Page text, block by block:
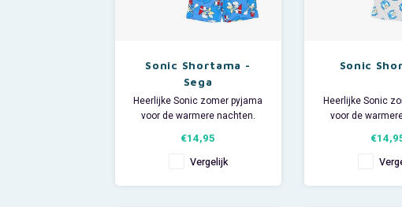
Sonic Shortama -
Sega
Heerlijke Sonic zomer pyjama
voor de warmere nachten.
heeft korte mouwen en een
short.
€14,95
Vergelijk
Sonic
Heerlijke Sonic
voor de
heeft korte
short.